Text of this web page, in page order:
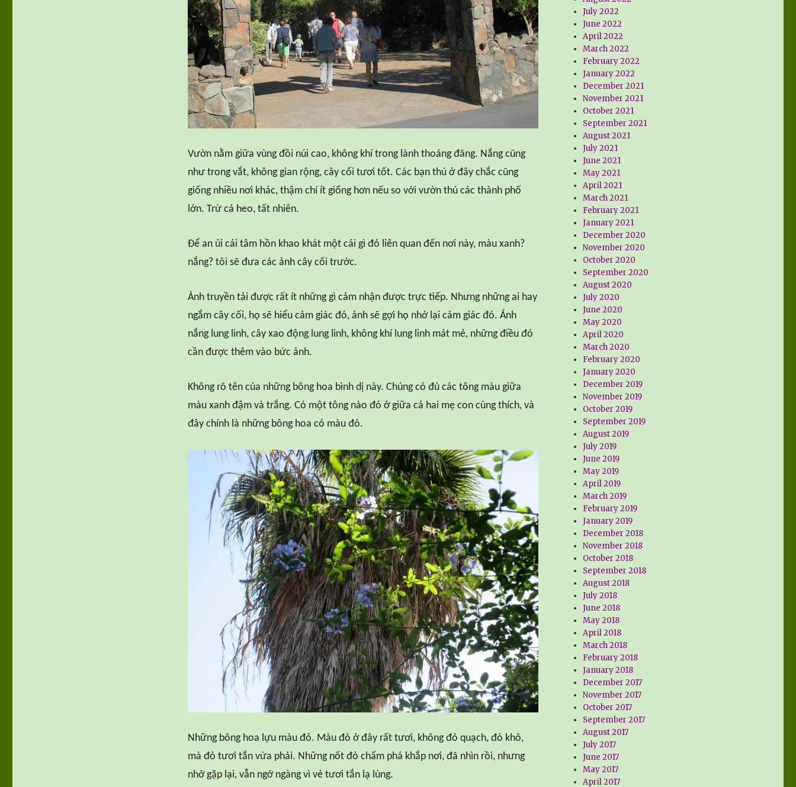
Vườn nằm giữa vùng đồi núi cao, không khí trong lành thoáng đãng. Nắng cũng
như trong vắt, không gian rộng, cây cối tươi tốt. Các bạn thú ở đây chắc cũng
giống nhiều nơi khác, thậm chí ít giống hơn nếu so với vườn thú các thành phố
lớn. Trừ cá heo, tất nhiên.
Để an ủi cái tâm hồn khao khát một cái gì đó liên quan đến nơi này, màu xanh?
nắng? tôi sẽ đưa các ảnh cây cối trước.
Ảnh truyền tải được rất ít những gì cảm nhận được trực tiếp. Nhưng những ai hay
ngắm cây cối, họ sẽ hiểu cảm giác đó, ảnh sẽ gợi họ nhớ lại cảm giác đó. Ánh
nắng lung linh, cây xao động lung linh, không khí lung linh mát mẻ, những điều đó
cần được thêm vào bức ảnh.
Không rõ tên của những bông hoa bình dị này. Chúng có đủ các tông màu giữa
màu xanh đậm và trắng. Có một tông nào đó ở giữa cả hai mẹ con cùng thích, và
đây chính là những bông hoa có màu đó.
Những bông hoa lựu màu đỏ. Màu đỏ ở đây rất tươi, không đỏ quạch, đỏ khô,
mà đỏ tươi tắn vừa phải. Những nốt đỏ chấm phá khắp nơi, đã nhìn rồi, nhưng
nhỡ gặp lại, vẫn ngỡ ngàng vì vẻ tươi tắn lạ lùng.
July 2022
June 2022
April 2022
March 2022
February 2022
January 2022
December 2021
November 2021
October 2021
September 2021
August 2021
July 2021
June 2021
May 2021
April 2021
March 2021
February 2021
January 2021
December 2020
November 2020
October 2020
September 2020
August 2020
July 2020
June 2020
May 2020
April 2020
March 2020
February 2020
January 2020
December 2019
November 2019
October 2019
September 2019
August 2019
July 2019
June 2019
May 2019
April 2019
March 2019
February 2019
January 2019
December 2018
November 2018
October 2018
September 2018
August 2018
July 2018
June 2018
May 2018
April 2018
March 2018
February 2018
January 2018
December 2017
November 2017
October 2017
September 2017
August 2017
July 2017
June 2017
May 2017
April 2017